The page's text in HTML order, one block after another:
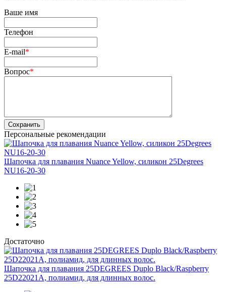
Ваше имя
Телефон
E-mail*
Вопрос*
Сохранить
Персональные рекомендации
Шапочка для плавания Nuance Yellow, силикон 25Degrees
NU16-20-30
Достаточно
Шапочка для плавания 25DEGREES Duplo Black/Raspberry
25D22021A, полиамид, для длинных волос.